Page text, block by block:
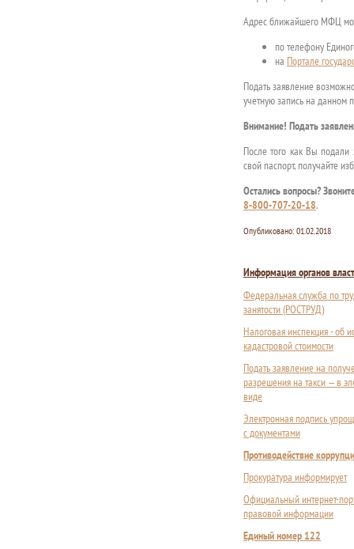
Адрес ближайшего МФЦ
по телефону
на Портале
Подать заявление
учетную запись на данном
Внимание! Подать
После того как Вы
свой паспорт, получайте
Остались вопросы?
8-800-707-20-18.
Опубликовано: 01.02.2018
Информация органов
Федеральная служба по
занятости (РОСТРУД)
Налоговая инспекция - об
кадастровой стоимости
Подать заявление на
разрешения на такси — в
виде
Электронная подпись
с документами
Противодействие
Прокуратура информирует
Официальный интернет-
правовой информации
Единый номер 122